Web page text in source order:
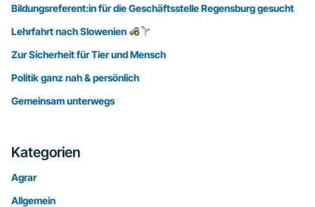
Bildungsreferent:in für die Geschäftsstelle Regensburg gesucht
Lehrfahrt nach Slowenien
Zur Sicherheit für Tier und Mensch
Politik ganz nah & persönlich
Gemeinsam unterwegs
Kategorien
Agrar
Allgemein